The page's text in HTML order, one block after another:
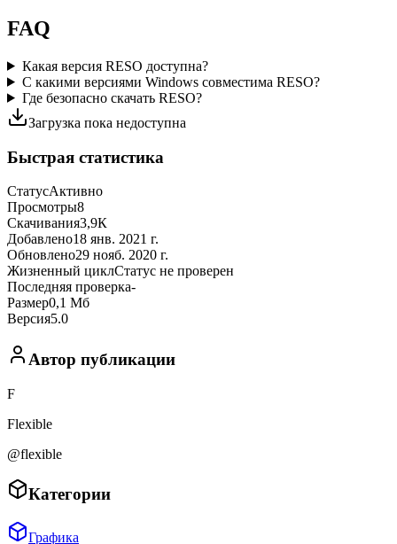
FAQ
Какая версия RESO доступна?
С какими версиями Windows совместима RESO?
Где безопасно скачать RESO?
Загрузка пока недоступна
Быстрая статистика
СтатусАктивно
Просмотры8
Скачивания3,9К
Добавлено18 янв. 2021 г.
Обновлено29 нояб. 2020 г.
Жизненный циклСтатус не проверен
Последняя проверка-
Размер0,1 Мб
Версия5.0
Автор публикации
F
Flexible
@flexible
Категории
Графика